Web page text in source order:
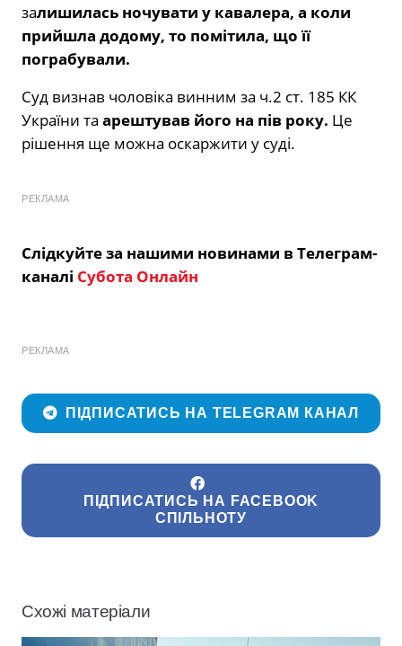
залишилась ночувати у кавалера, а коли
прийшла додому, то помітила, що її
пограбували.
Суд визнав чоловіка винним за ч.2 ст. 185 КК
України та арештував його на пів року. Це
рішення ще можна оскаржити у суді.
РЕКЛАМА
Слідкуйте за нашими новинами в Телеграм-
каналі Субота Онлайн
РЕКЛАМА
ПІДПИСАТИСЬ НА TELEGRAM КАНАЛ
ПІДПИСАТИСЬ НА FACEBOOK
СПІЛЬНОТУ
Схожі матеріали